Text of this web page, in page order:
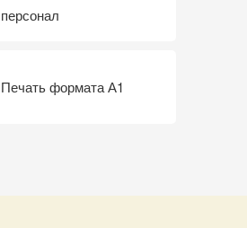
персонал
Печать формата А1